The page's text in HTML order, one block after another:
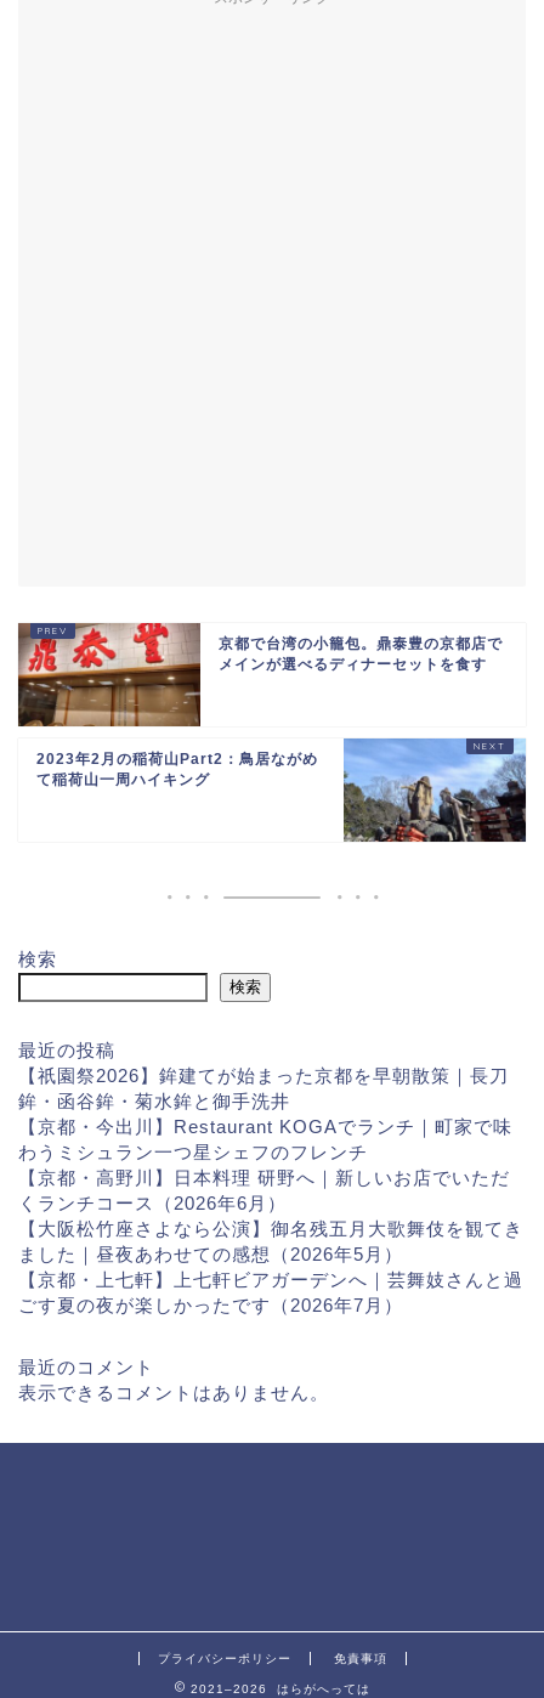
京都で台湾の小籠包。鼎泰豊の京都店で
メインが選べるディナーセットを食す
2023年2月の稲荷山Part2：鳥居ながめ
て稲荷山一周ハイキング
検索
検索
最近の投稿
【祇園祭2026】鉾建てが始まった京都を早朝散策｜長刀
鉾・函谷鉾・菊水鉾と御手洗井
【京都・今出川】Restaurant KOGAでランチ｜町家で味
わうミシュラン一つ星シェフのフレンチ
【京都・高野川】日本料理 研野へ｜新しいお店でいただ
くランチコース（2026年6月）
【大阪松竹座さよなら公演】御名残五月大歌舞伎を観てき
ました｜昼夜あわせての感想（2026年5月）
【京都・上七軒】上七軒ビアガーデンへ｜芸舞妓さんと過
ごす夏の夜が楽しかったです（2026年7月）
最近のコメント
表示できるコメントはありません。
プライバシーポリシー 免責事項
2021–2026 はらがへっては